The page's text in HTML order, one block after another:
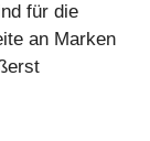
für die
an Marken